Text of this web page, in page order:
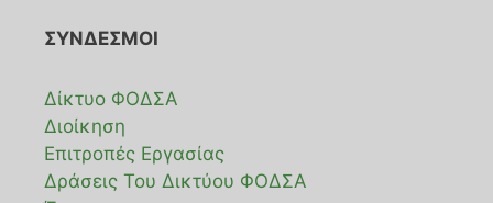
ΣΥΝΔΕΣΜΟΙ
Δίκτυο ΦΟΔΣΑ
Διοίκηση
Επιτροπές Εργασίας
Δράσεις Του Δικτύου ΦΟΔΣΑ